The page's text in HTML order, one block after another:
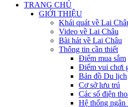
TRANG CHỦ
GIỚI THIỆU
Khái quát về Lai
Video về Lai Châu
Bài hát về Lai Châu
Thông tin cần thiết
Điểm mua sắm
Điểm vui chơi
Bản đồ Du lịch
Cơ sở lưu trú
Các số điện
Hệ thống ngân